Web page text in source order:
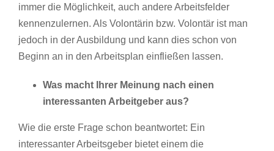
immer die Möglichkeit, auch andere Arbeitsfelder
kennenzulernen. Als Volontärin bzw. Volontär ist man
jedoch in der Ausbildung und kann dies schon von
Beginn an in den Arbeitsplan einfließen lassen.
Was macht Ihrer Meinung nach einen
interessanten Arbeitgeber aus?
Wie die erste Frage schon beantwortet: Ein
interessanter Arbeitsgeber bietet einem die